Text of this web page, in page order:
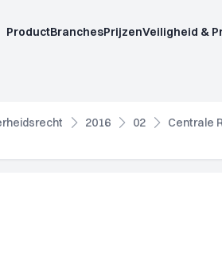
ProductBranchesPrijzenVeiligheid &
2016 02
Centrale